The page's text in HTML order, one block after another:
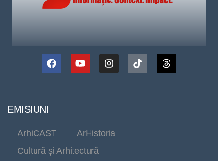
EMISIUNI
ArhiCAST
ArHistoria
Cultură și Arhitectură